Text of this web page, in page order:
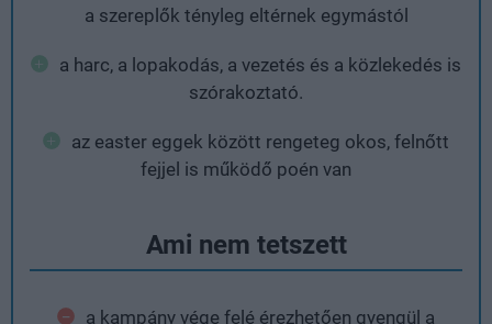
a szereplők tényleg eltérnek egymástól
a harc, a lopakodás, a vezetés és a közlekedés is
szórakoztató.
az easter eggek között rengeteg okos, felnőtt
fejjel is működő poén van
Ami nem tetszett
a kampány vége felé érezhetően gyengül a